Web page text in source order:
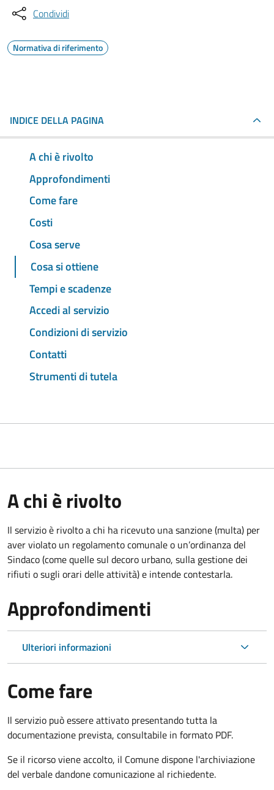
Condividi
Normativa di riferimento
INDICE DELLA PAGINA
A chi è rivolto
Approfondimenti
Come fare
Costi
Cosa serve
Cosa si ottiene
Tempi e scadenze
Accedi al servizio
Condizioni di servizio
Contatti
Strumenti di tutela
A chi è rivolto
Il servizio è rivolto a chi ha ricevuto una sanzione (multa) per
aver violato un regolamento comunale o un’ordinanza del
Sindaco (come quelle sul decoro urbano, sulla gestione dei
rifiuti o sugli orari delle attività) e intende contestarla.
Approfondimenti
Ulteriori informazioni
Come fare
Il servizio può essere attivato presentando tutta la
documentazione prevista, consultabile in formato PDF.
Se il ricorso viene accolto, il Comune dispone l'archiviazione
del verbale dandone comunicazione al richiedente.